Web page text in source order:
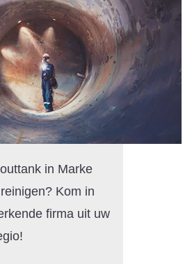
in Marke
Kom in
firma uit uw